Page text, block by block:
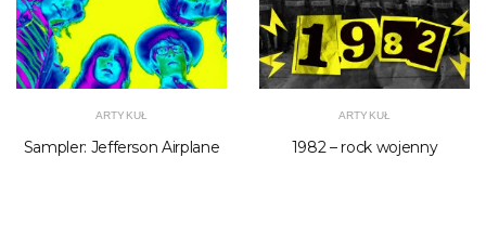
ARTYKUŁ
Sampler: Jefferson Airplane
ARTYKUŁ
1982 – rock wojenny